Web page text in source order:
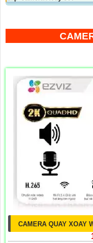
CAMERA QUAY XOAY